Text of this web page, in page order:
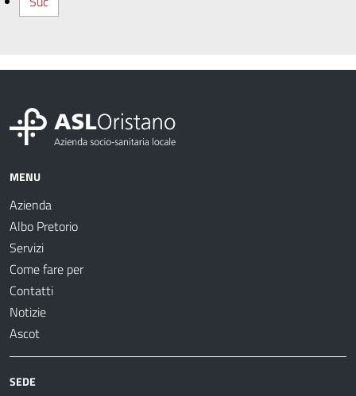
MENU
Azienda
Albo Pretorio
Servizi
Come fare per
Contatti
Notizie
Ascot
SEDE